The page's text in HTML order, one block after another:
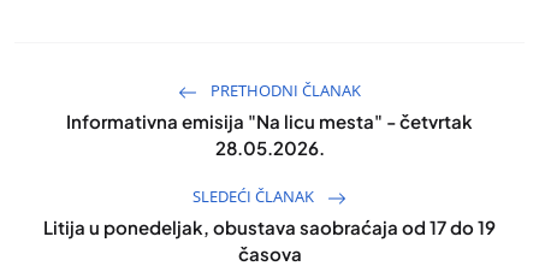
PRETHODNI ČLANAK
Informativna emisija "Na licu mesta" - četvrtak
28.05.2026.
SLEDEĆI ČLANAK
Litija u ponedeljak, obustava saobraćaja od 17 do 19
časova